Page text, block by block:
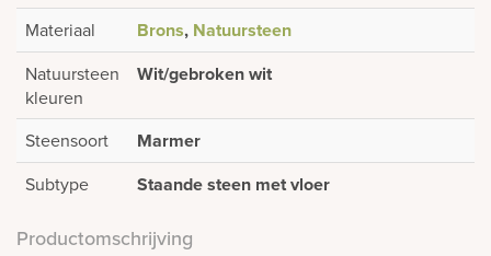
Materiaal Brons, Natuursteen
Natuursteen
kleuren
Wit/gebroken wit
Steensoort Marmer
Subtype Staande steen met vloer
Productomschrijving